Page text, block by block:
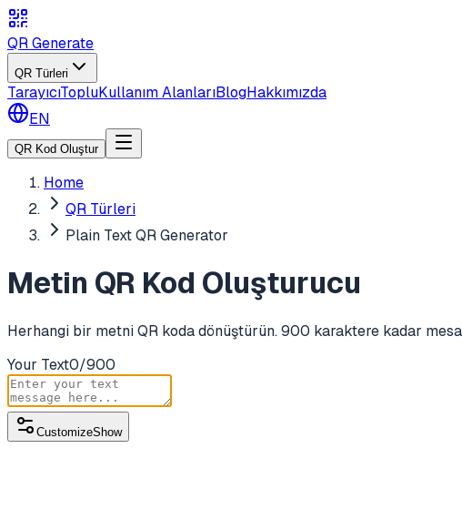
QR Generate
QR Türleri
TarayıcıTopluKullanım AlanlarıBlogHakkımızda
EN
QR Kod Oluştur
Home
QR Türleri
Plain Text QR Generator
Metin QR Kod Oluşturucu
Herhangi bir metni QR koda dönüştürün. 900 karaktere kadar
Your Text0/900
CustomizeShow